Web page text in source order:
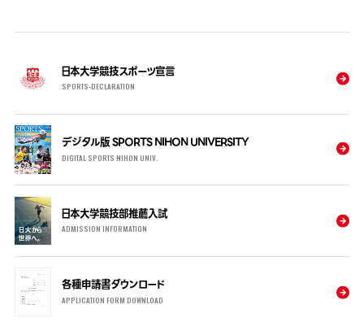
日本大学競技スポーツ宣言
SPORTS-DECLARATION
デジタル版 SPORTS NIHON UNIVERSITY
DIGITAL SPORTS NIHON UNIV.
日本大学競技部推薦入試
ADMISSION INFORMATION
各種申請書ダウンロード
APPLICATION FORM DOWNLOAD